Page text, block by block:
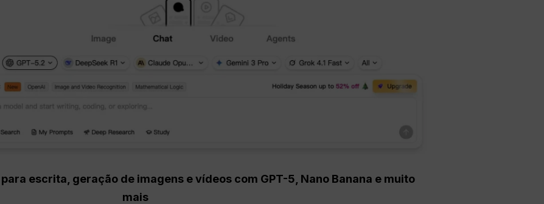
escrita, geração de imagens e vídeos com GPT-5, Nano Banana e muito
mais